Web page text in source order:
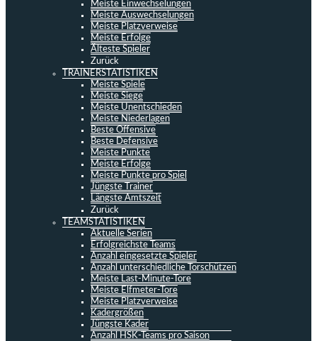
Meiste Einwechselungen
Meiste Auswechselungen
Meiste Platzverweise
Meiste Erfolge
Älteste Spieler
Zurück
TRAINERSTATISTIKEN
Meiste Spiele
Meiste Siege
Meiste Unentschieden
Meiste Niederlagen
Beste Offensive
Beste Defensive
Meiste Punkte
Meiste Erfolge
Meiste Punkte pro Spiel
Jüngste Trainer
Längste Amtszeit
Zurück
TEAMSTATISTIKEN
Aktuelle Serien
Erfolgreichste Teams
Anzahl eingesetzte Spieler
Anzahl unterschiedliche Torschützen
Meiste Last-Minute-Tore
Meiste Elfmeter-Tore
Meiste Platzverweise
Kadergrößen
Jüngste Kader
Anzahl HSK-Teams pro Saison